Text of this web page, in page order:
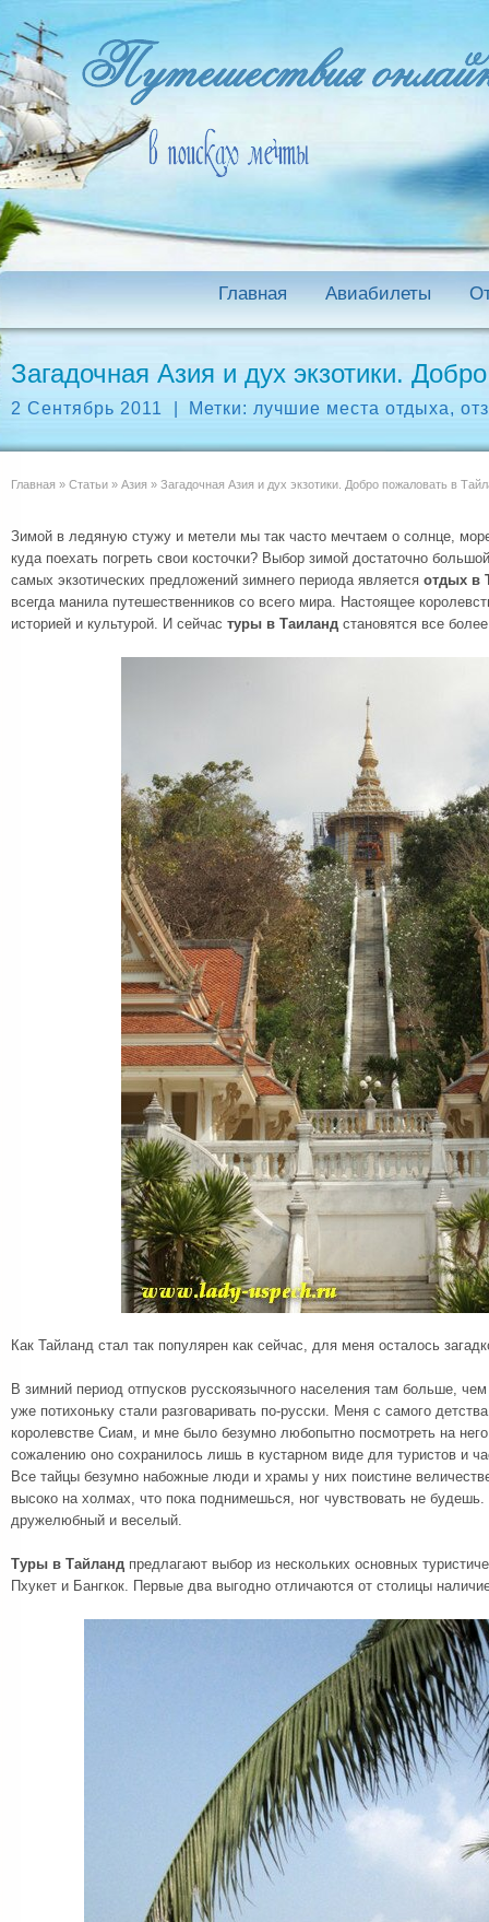
Главная Авиабилеты
Загадочная Азия и дух экзотики.
2 Сентябрь 2011 Метки: лучшие места отдыха,
Главная » Статьи » Азия » Загадочная Азия и дух экзотики. Добро пожаловать в
Зимой в ледяную стужу и метели мы так часто мечтаем о солнце,
куда поехать погреть свои косточки? Выбор зимой достаточно
самых экзотических предложений зимнего периода является отдых в
всегда манила путешественников со всего мира. Настоящее
историей и культурой. И сейчас туры в Таиланд становятся все
Как Тайланд стал так популярен как сейчас, для меня осталось
В зимний период отпусков русскоязычного населения там больше,
уже потихоньку стали разговаривать по-русски. Меня с самого
королевстве Сиам, и мне было безумно любопытно посмотреть на
сожалению оно сохранилось лишь в кустарном виде для туристов и
Все тайцы безумно набожные люди и храмы у них поистине
высоко на холмах, что пока поднимешься, ног чувствовать не
дружелюбный и веселый.
Туры в Тайланд предлагают выбор из нескольких основных
Пхукет и Бангкок. Первые два выгодно отличаются от столицы